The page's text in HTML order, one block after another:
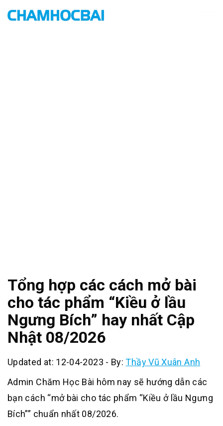
Tổng hợp các cách mở bài
cho tác phẩm “Kiều ở lầu
Ngưng Bích” hay nhất Cập
Nhật 08/2026
Updated at: 12-04-2023 - By:Thầy Vũ Xuân Anh
Admin Chăm Học Bài hôm nay sẽ hướng dẫn các
bạn cách “mở bài cho tác phẩm “Kiều ở lầu Ngưng
Bích”” chuẩn nhất 08/2026.